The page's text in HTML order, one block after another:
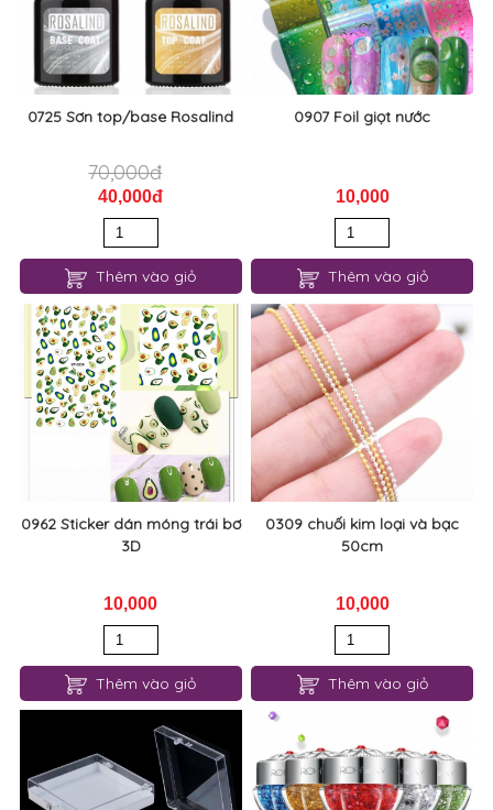
0725 Sơn top/base Rosalind
70,000đ
40,000đ
Thêm vào giỏ
0907 Foil giọt nước
10,000
Thêm vào giỏ
0962 Sticker dán móng trái bơ
3D
10,000
Thêm vào giỏ
0309 chuối kim loại và bạc
50cm
10,000
Thêm vào giỏ